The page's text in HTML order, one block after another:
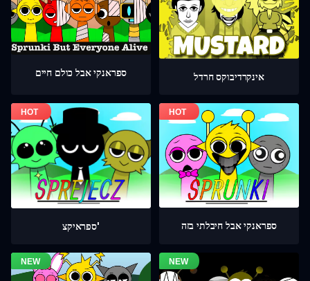
ספראנקי אבל כולם חיים אינקרדיבוקס חרדל
ספראיקצ' ספראנקי אבל חיבלתי בזה